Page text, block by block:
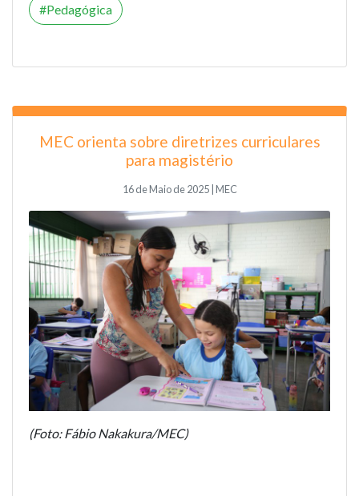
Pedagógica
MEC orienta sobre diretrizes curriculares
para magistério
16 de Maio de 2025 | MEC
(Foto: Fábio Nakakura/MEC)